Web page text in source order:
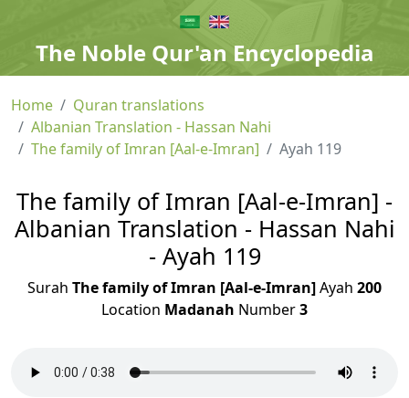
The Noble Qur'an Encyclopedia
Home
Quran translations
Albanian Translation - Hassan Nahi
The family of Imran [Aal-e-Imran]
Ayah 119
The family of Imran [Aal-e-Imran] -
Albanian Translation - Hassan Nahi
- Ayah 119
Surah The family of Imran [Aal-e-Imran]Ayah 200
Location Madanah Number3